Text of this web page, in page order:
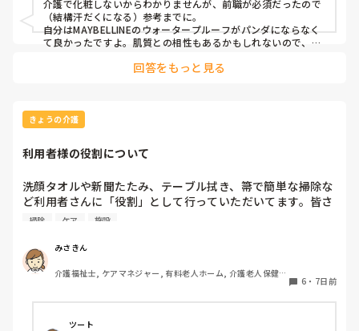
介護で化粧しないからわかりませんが、前職が必須だったので
（結構汗だくになる）参考までに。
自分はMAYBELLINEのウォータープルーフがパンダにならなく
て良かったですよ。肌質との相性もあるかもしれないので、薬
回答をもっと見る
きょうの介護
利用者様の役割について
洗顔タオルや新聞たたみ、テーブル拭き、箒で簡単な掃除な
ど利用者さんに「役割」として行っていただいてます。皆さ
んの施設では他にどんな役割がありますか？たまに時間を持
ります。今検討しているのは、食器洗いやスタッフと一緒に
行くゴミ出しなどです。
掃除 ケア 施設
みさきん
介護福祉士, ケアマネジャー, 有料老人ホーム, 介護老人保健施
6 ・ 7日前
ツート